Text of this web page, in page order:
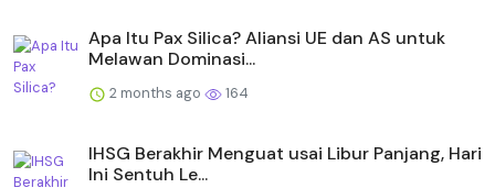
Apa Itu Pax Silica? Aliansi UE dan AS untuk
Melawan Dominasi...
2 months ago 164
IHSG Berakhir Menguat usai Libur Panjang, Hari
Ini Sentuh Le...